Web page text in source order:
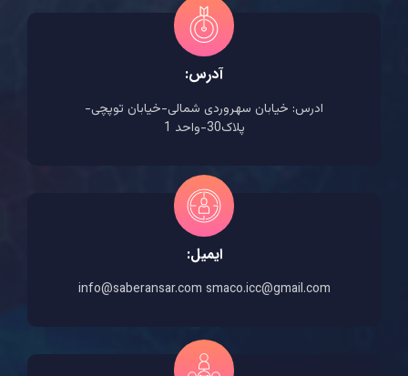
آدرس:
ادرس: خیابان سهروردی شمالی-خیابان توپچی-
پلاک30-واحد 1
ایمیل:
info@saberansar.com smaco.icc@gmail.com